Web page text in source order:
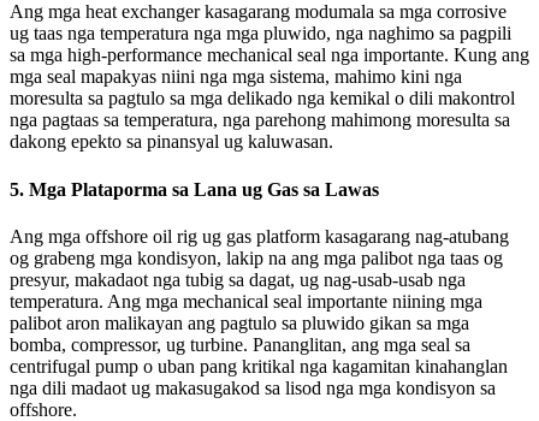
Ang mga heat exchanger kasagarang modumala sa mga corrosive
ug taas nga temperatura nga mga pluwido, nga naghimo sa pagpili
sa mga high-performance mechanical seal nga importante. Kung ang
mga seal mapakyas niini nga mga sistema, mahimo kini nga
moresulta sa pagtulo sa mga delikado nga kemikal o dili makontrol
nga pagtaas sa temperatura, nga parehong mahimong moresulta sa
dakong epekto sa pinansyal ug kaluwasan.
5. Mga Plataporma sa Lana ug Gas sa Lawas
Ang mga offshore oil rig ug gas platform kasagarang nag-atubang
og grabeng mga kondisyon, lakip na ang mga palibot nga taas og
presyur, makadaot nga tubig sa dagat, ug nag-usab-usab nga
temperatura. Ang mga mechanical seal importante niining mga
palibot aron malikayan ang pagtulo sa pluwido gikan sa mga
bomba, compressor, ug turbine. Pananglitan, ang mga seal sa
centrifugal pump o uban pang kritikal nga kagamitan kinahanglan
nga dili madaot ug makasugakod sa lisod nga mga kondisyon sa
offshore.